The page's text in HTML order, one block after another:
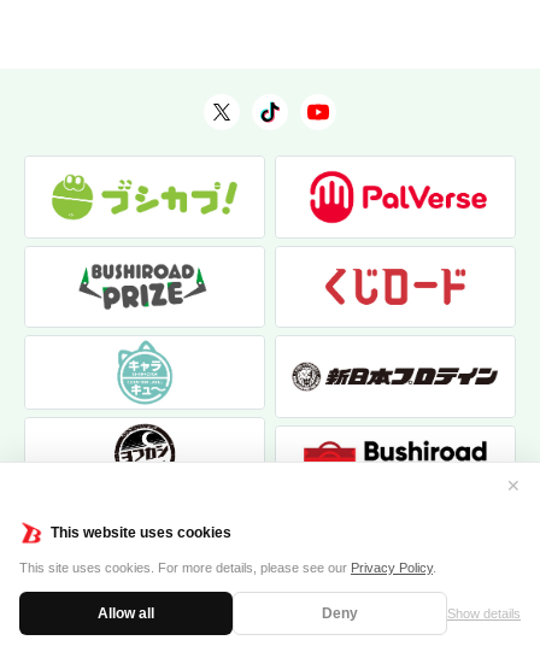
This website uses cookies
This site uses cookies. For more details, please see our Privacy Policy.
Allow all Deny Show details
✕